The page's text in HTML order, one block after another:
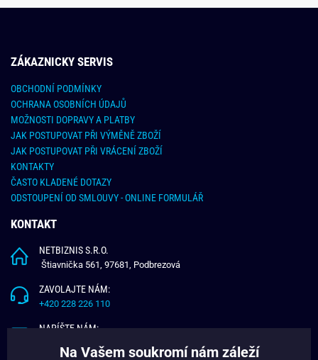
ZÁKAZNICKY SERVIS
OBCHODNÍ PODMÍNKY
OCHRANA OSOBNÍCH ÚDAJŮ
MOŽNOSTI DOPRAVY A PLATBY
JAK POSTUPOVAT PŘI VÝMĚNĚ ZBOŽÍ
JAK POSTUPOVAT PŘI VRÁCENÍ ZBOŽÍ
KONTAKTY
ČASTO KLADENÉ DOTAZY
ODSTOUPENÍ OD SMLOUVY - ONLINE FORMULÁŘ
KONTAKT
NETBIZNIS S.R.O.
Štiavnička 561, 97681, Podbrezová
ZAVOLAJTE NÁM:
+420 228 226 110
NAPÍŠTE NÁM:
Na Vašem soukromí nám záleží